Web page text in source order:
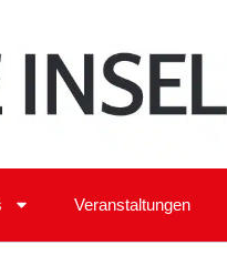
Veranstaltungen